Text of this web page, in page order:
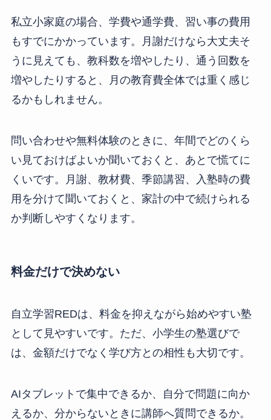
私立小家庭の場合、学費や通学費、習い事の費用
もすでにかかっています。月謝だけなら大丈夫そ
うに見えても、教科数を増やしたり、通う回数を
増やしたりすると、月の教育費全体では重く感じ
るかもしれません。
問い合わせや無料体験のときに、年間でどのくら
い見ておけばよいか聞いておくと、あとで慌てに
くいです。月謝、教材費、季節講習、入塾時の費
用を分けて聞いておくと、家計の中で続けられる
か判断しやすくなります。
料金だけで決めない
自立学習REDは、料金を抑えながら始めやすい塾
として見やすいです。ただ、小学生の塾選びで
は、金額だけでなく学び方との相性も大切です。
AIタブレットで集中できるか、自分で問題に向か
えるか、分からないときに講師へ質問できるか。